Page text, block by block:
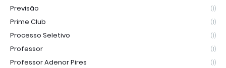
Previsão (1)
Prime Club (1)
Processo Seletivo (1)
Professor (1)
Professor Adenor Pires (1)